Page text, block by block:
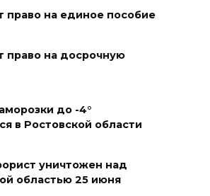
за сутки на
2026 08:42
РФ за ночь
утонул на озере в
право на единое пособие
право на досрочную
до -4°
в Ростовской области
уничтожен над
областью 25 июня